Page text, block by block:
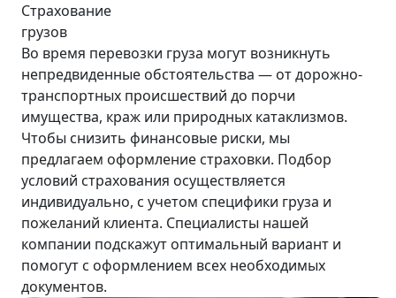
Страхование
грузов
Во время перевозки груза могут возникнуть
непредвиденные обстоятельства — от дорожно-
транспортных происшествий до порчи
имущества, краж или природных катаклизмов.
Чтобы снизить финансовые риски, мы
предлагаем оформление страховки. Подбор
условий страхования осуществляется
индивидуально, с учетом специфики груза и
пожеланий клиента. Специалисты нашей
компании подскажут оптимальный вариант и
помогут с оформлением всех необходимых
документов.